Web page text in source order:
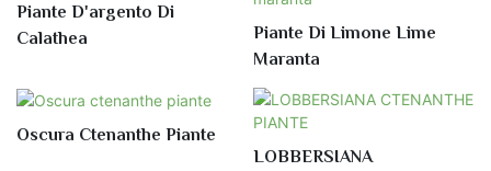
Piante D'argento Di
Calathea
Piante Di Limone Lime
Maranta
Oscura Ctenanthe Piante
LOBBERSIANA